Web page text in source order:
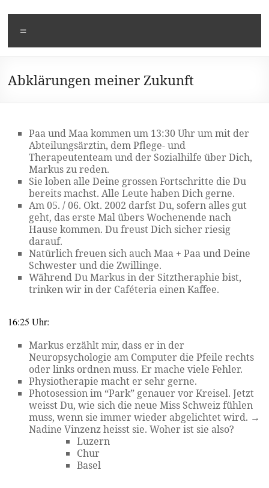
Inhalt
springenKusi's
Tagebuch
Carpe
Diem
Abklärungen meiner Zukunft
Paa und Maa kommen um 13:30 Uhr um mit der
Abteilungsärztin, dem Pflege- und
Therapeutenteam und der Sozialhilfe über Dich,
Markus zu reden.
Sie loben alle Deine grossen Fortschritte die Du
bereits machst. Alle Leute haben Dich gerne.
Am 05. / 06. Okt. 2002 darfst Du, sofern alles gut
geht, das erste Mal übers Wochenende nach
Hause kommen. Du freust Dich sicher riesig
darauf.
Natürlich freuen sich auch Maa + Paa und Deine
Schwester und die Zwillinge.
Während Du Markus in der Sitztheraphie bist,
trinken wir in der Caféteria einen Kaffee.
16:25 Uhr:
Markus erzählt mir, dass er in der
Neuropsychologie am Computer die Pfeile rechts
oder links ordnen muss. Er mache viele Fehler.
Physiotherapie macht er sehr gerne.
Photosession im “Park” genauer vor Kreisel. Jetzt
weisst Du, wie sich die neue Miss Schweiz fühlen
muss, wenn sie immer wieder abgelichtet wird. →
Nadine Vinzenz heisst sie. Woher ist sie also?
Luzern
Chur
Basel